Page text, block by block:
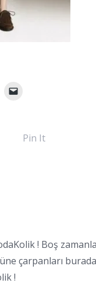
Pin It
! Boş
çarpanları
!